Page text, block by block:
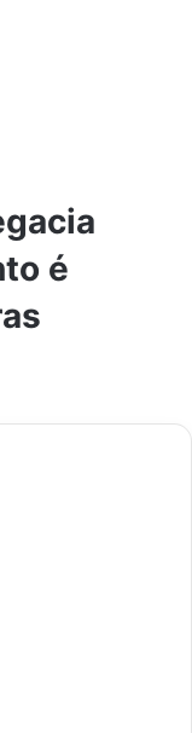
é